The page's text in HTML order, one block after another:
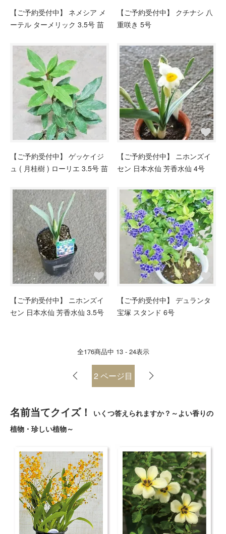
【ご予約受付中】 ネメシア メ
ーテル ターメリック 3.5号 苗
【ご予約受付中】 クチナシ 八
重咲き 5号
【ご予約受付中】 ゲッケイジ
ュ ( 月桂樹 ) ローリエ 3.5号 苗
【ご予約受付中】 ニホンズイ
セン 日本水仙 芳香水仙 4号
【ご予約受付中】 ニホンズイ
セン 日本水仙 芳香水仙 3.5号
【ご予約受付中】 デュランタ
宝塚 スタンド 6号
全176商品中 13 - 24表示
2 ページ目
名前当てクイズ！
いくつ答えられますか？～よい香りの
植物・珍しい植物～